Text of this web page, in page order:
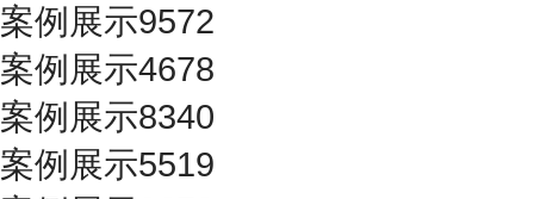
案例展示9572
案例展示4678
案例展示8340
案例展示5519